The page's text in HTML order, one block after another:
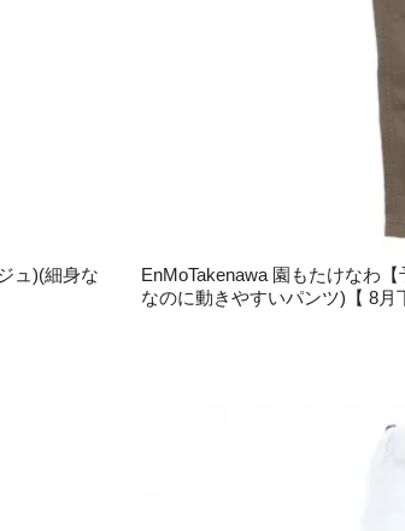
ュ)(細身な
EnMoTakenawa 園もたけなわ
なのに動きやすいパンツ)【 8月